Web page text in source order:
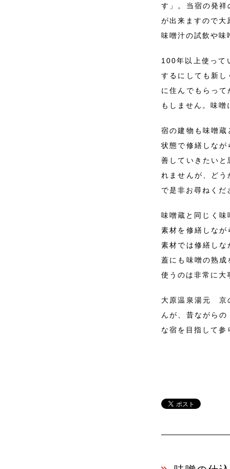
す」。当宿の発
が出来ますので
味噌汁の試飲や味
100年以上使って
するにしても新
に住んでもらっ
もしません。味
宿の建物も味噌
状態で修繕しな
善していきたい
れませんが、ど
で是非お尋ねくだ
味噌蔵と同じく
素材を修繕しな
素材では修繕し
蓋にも味噌の熟
使うのは非常に大
大原温泉湯元 京
んが、昔ながら
な宿を目指して参